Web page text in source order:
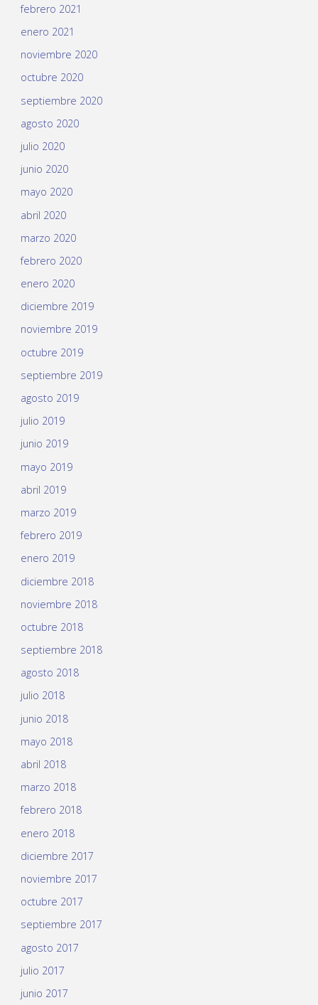
febrero 2021
enero 2021
noviembre 2020
octubre 2020
septiembre 2020
agosto 2020
julio 2020
junio 2020
mayo 2020
abril 2020
marzo 2020
febrero 2020
enero 2020
diciembre 2019
noviembre 2019
octubre 2019
septiembre 2019
agosto 2019
julio 2019
junio 2019
mayo 2019
abril 2019
marzo 2019
febrero 2019
enero 2019
diciembre 2018
noviembre 2018
octubre 2018
septiembre 2018
agosto 2018
julio 2018
junio 2018
mayo 2018
abril 2018
marzo 2018
febrero 2018
enero 2018
diciembre 2017
noviembre 2017
octubre 2017
septiembre 2017
agosto 2017
julio 2017
junio 2017